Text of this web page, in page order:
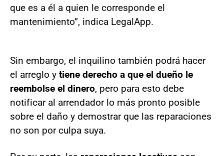
que es a él a quien le corresponde el
mantenimiento”, indica LegalApp.
Sin embargo, el inquilino también podrá hacer
el arreglo y tiene derecho a que el dueño le
reembolse el dinero, pero para esto debe
notificar al arrendador lo más pronto posible
sobre el daño y demostrar que las reparaciones
no son por culpa suya.